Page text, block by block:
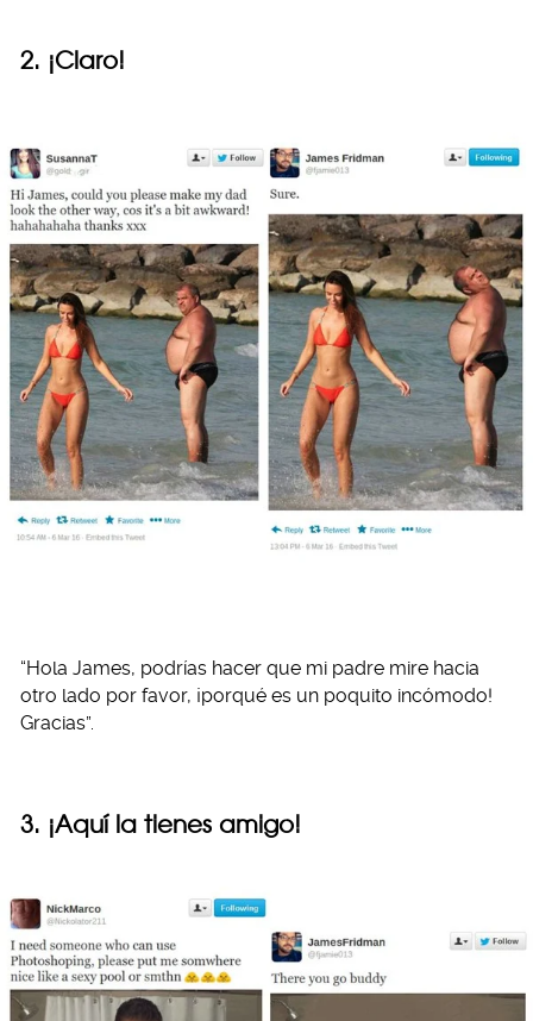
2. ¡Claro!
“Hola James, podrías hacer que mi padre mire hacia
otro lado por favor, ¡porqué es un poquito incómodo!
Gracias”.
3. ¡Aquí la tienes amigo!